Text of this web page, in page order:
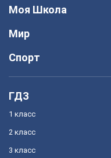
Моя Школа
Мир
Спорт
ГДЗ
1 класс
2 класс
3 класс